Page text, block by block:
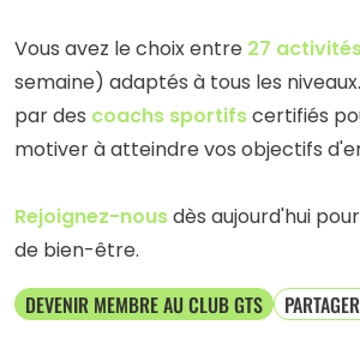
Vous avez le choix entre27
semaine) adaptés à tous les
par des coachs sportifscertifiés
motiver à atteindre vos objectifs
Rejoignez-nousdès aujourd'hui
de bien-être.
DEVENIR MEMBRE AU CLUB GTS